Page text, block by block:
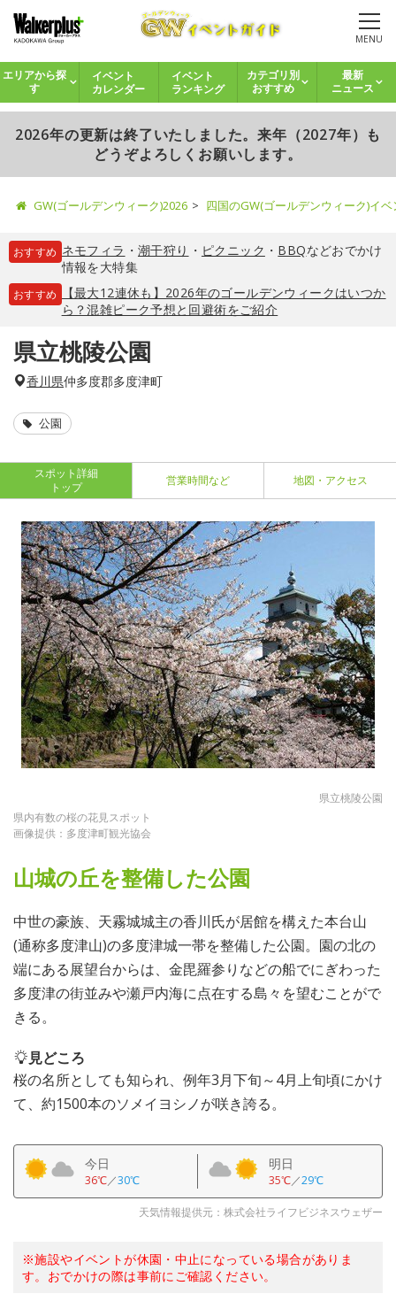
MENU
エリアから探
す
イベント
カレンダー
イベント
ランキング
カテゴリ別
おすすめ
最新
ニュース
2026年の更新は終了いたしました。来年（2027年）も
どうぞよろしくお願いします。
GW(ゴールデンウィーク)2026 四国のGW(ゴールデンウィーク)イ
おすすめ ネモフィラ ・ 潮干狩り ・ ピクニック ・ BBQなどおでかけ
情報を大特集
おすすめ
【最大12連休も】2026年のゴールデンウィークはいつか
ら？混雑ピーク予想と回避術をご紹介
県立桃陵公園
香川県仲多度郡多度津町
公園
スポット詳細
トップ
営業時間など 地図・アクセス
県立桃陵公園
県内有数の桜の花見スポット
画像提供：多度津町観光協会
山城の丘を整備した公園
中世の豪族、天霧城城主の香川氏が居館を構えた本台山
(通称多度津山)の多度津城一帯を整備した公園。園の北の
端にある展望台からは、金毘羅参りなどの船でにぎわった
多度津の街並みや瀬戸内海に点在する島々を望むことがで
きる。
見どころ
桜の名所としても知られ、例年3月下旬～4月上旬頃にかけ
て、約1500本のソメイヨシノが咲き誇る。
今日
36℃／30℃
明日
35℃／29℃
天気情報提供元：株式会社ライフビジネスウェザー
※施設やイベントが休園・中止になっている場合がありま
す。おでかけの際は事前にご確認ください。